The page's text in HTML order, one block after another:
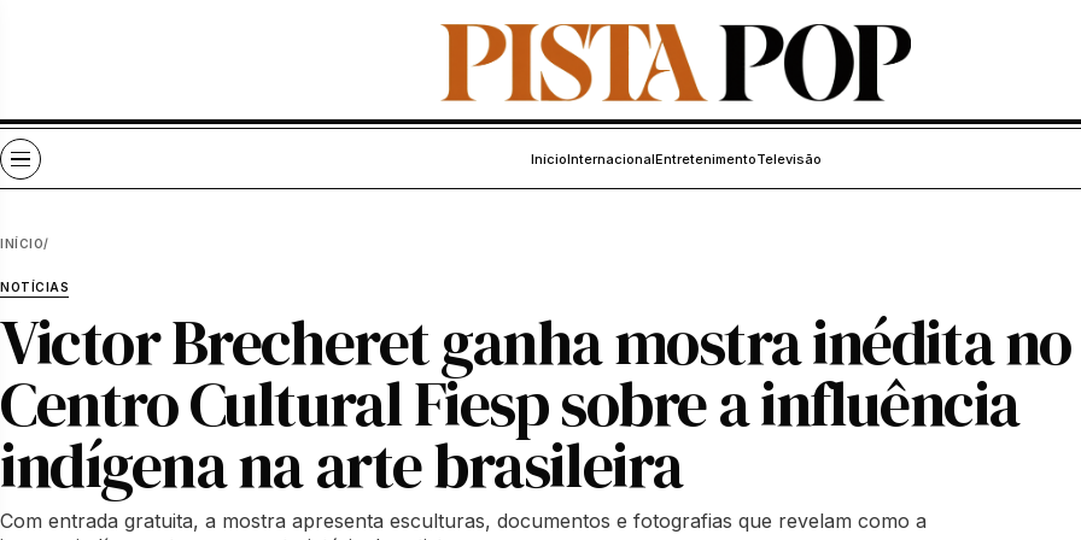
Abrir menu InícioInternacionalEntretenimentoTelevisão
INÍCIO/
NOTÍCIAS
Victor Brecheret ganha mostra inédita no
Centro Cultural Fiesp sobre a influência
indígena na arte brasileira
Com entrada gratuita, a mostra apresenta esculturas, documentos e fotografias que revelam como a